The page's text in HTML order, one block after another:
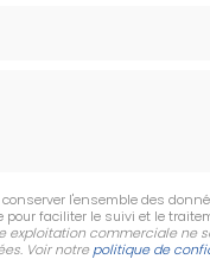
conserver l'ensemble des
pour faciliter le suivi et le
exploitation commerciale ne
Voir notrepolitique de